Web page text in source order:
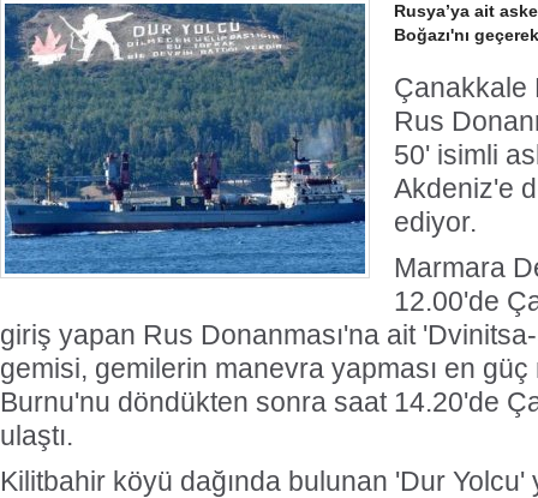
Rusya’ya ait
Boğazı'nı
Çanakkale
Rus
50' isimli
Akdeniz'e
ediyor.
Marmara
12.00'de
giriş yapan Rus Donanması'na ait
gemisi, gemilerin manevra yapması en
Burnu'nu döndükten sonra saat 14.20'de
ulaştı.
Kilitbahir köyü dağında bulunan 'Dur Yolcu'